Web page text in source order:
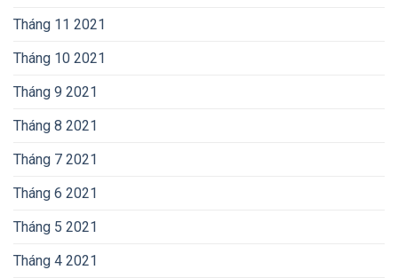
Tháng 11 2021
Tháng 10 2021
Tháng 9 2021
Tháng 8 2021
Tháng 7 2021
Tháng 6 2021
Tháng 5 2021
Tháng 4 2021